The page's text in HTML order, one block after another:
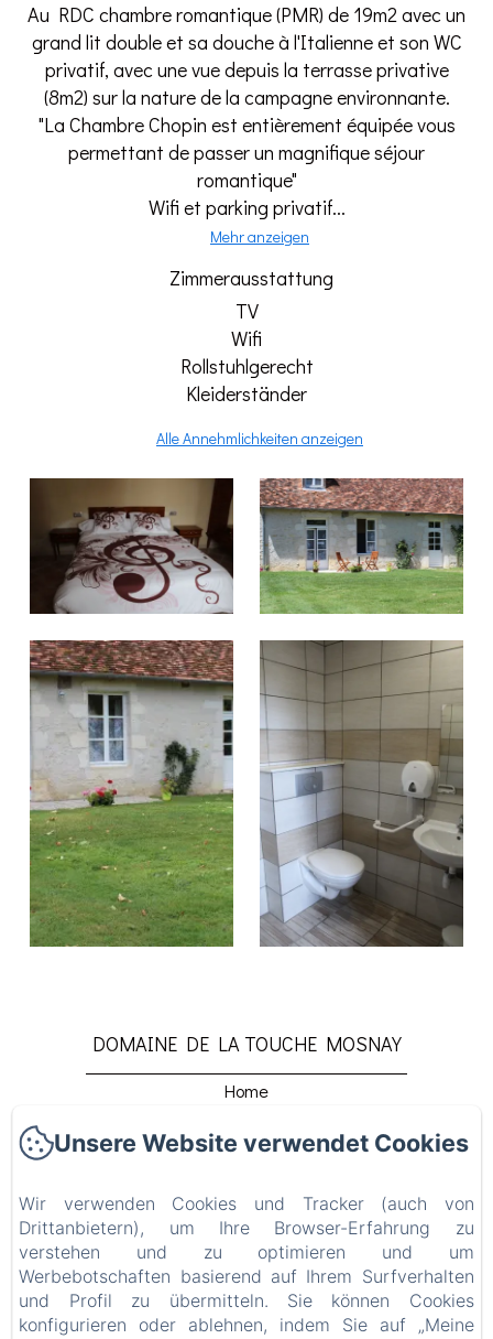
Au RDC chambre romantique (PMR) de 19m2 avec un
grand lit double et sa douche à l'Italienne et son WC
privatif, avec une vue depuis la terrasse privative
(8m2) sur la nature de la campagne environnante.
"La Chambre Chopin est entièrement équipée vous
permettant de passer un magnifique séjour
romantique"
Wifi et parking privatif...
Mehr anzeigen
Zimmerausstattung
TV
Wifi
Rollstuhlgerecht
Kleiderständer
Alle Annehmlichkeiten anzeigen
DOMAINE DE LA TOUCHE MOSNAY
Home
Gîte
Détente Et Relaxation
Beach Club
Venir Au Domaine
Contact
Unsere Website verwendet Cookies
Wir verwenden Cookies und Tracker (auch von
Drittanbietern), um Ihre Browser-Erfahrung zu
verstehen und zu optimieren und um
Werbebotschaften basierend auf Ihrem Surfverhalten
und Profil zu übermitteln. Sie können Cookies
konfigurieren oder ablehnen, indem Sie auf „Meine